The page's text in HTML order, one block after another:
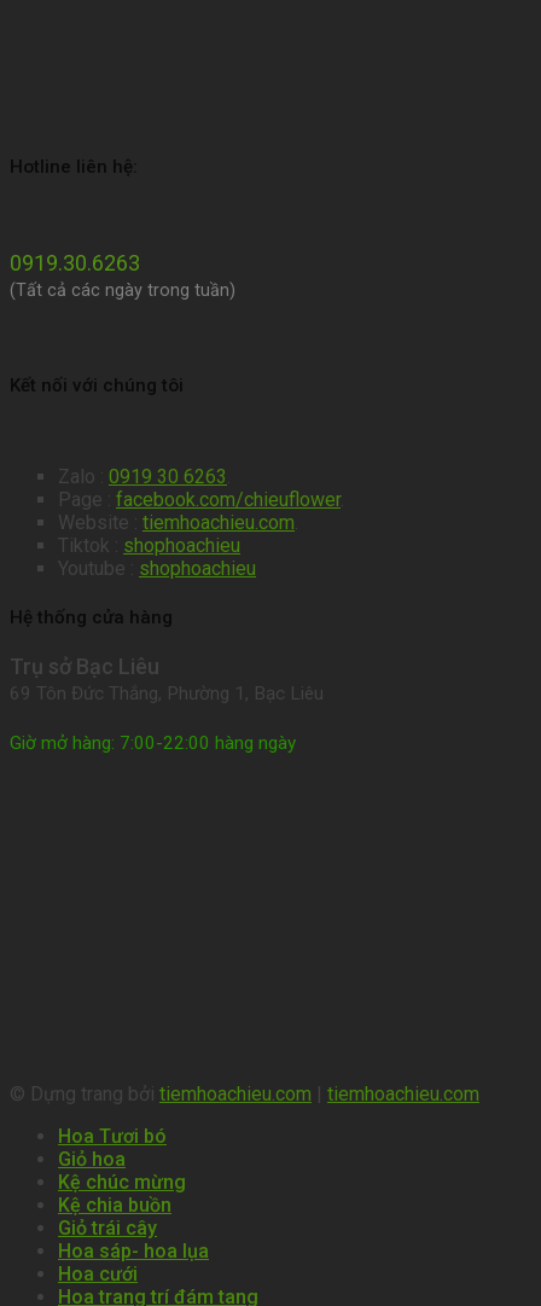
Hotline liên hệ:
0919.30.6263
(Tất cả các ngày trong tuần)
Kết nối với chúng tôi
Zalo : 0919 30 6263.
Page : facebook.com/chieuflower.
Website : tiemhoachieu.com.
Tiktok : shophoachieu
Youtube : shophoachieu
Hệ thống cửa hàng
Trụ sở Bạc Liêu
69 Tôn Đức Thắng, Phường 1, Bạc Liêu
Giờ mở hàng: 7:00-22:00 hàng ngày
© Dựng trang bởi tiemhoachieu.com
tiemhoachieu.com
Hoa Tươi bó
Giỏ hoa
Kệ chúc mừng
Kệ chia buồn
Giỏ trái cây
Hoa sáp- hoa lụa
Hoa cưới
Hoa trang trí đám tang